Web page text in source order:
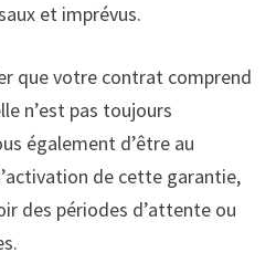
et imprévus.
que votre contrat comprend
n’est pas toujours
également d’être au
de cette garantie,
des périodes d’attente ou